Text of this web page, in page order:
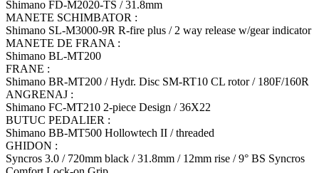
Shimano FD-M2020-TS / 31.8mm
MANETE SCHIMBATOR :
Shimano SL-M3000-9R R-fire plus / 2 way release w/gear indicator
MANETE DE FRANA :
Shimano BL-MT200
FRANE :
Shimano BR-MT200 / Hydr. Disc SM-RT10 CL rotor / 180F/160R
ANGRENAJ :
Shimano FC-MT210 2-piece Design / 36X22
BUTUC PEDALIER :
Shimano BB-MT500 Hollowtech II / threaded
GHIDON :
Syncros 3.0 / 720mm black / 31.8mm / 12mm rise / 9° BS Syncros